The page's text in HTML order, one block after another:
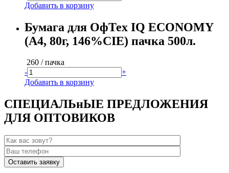
Добавить в корзину
Бумага для ОфТех IQ ECONOMY
(А4, 80г, 146%CIE) пачка 500л.
260 / пачка
-
+
Добавить в корзину
СПЕЦИАЛЬнЫЕ ПРЕДЛОЖЕНИЯ
ДЛЯ ОПТОВИКОВ